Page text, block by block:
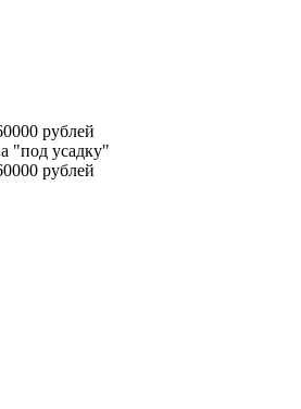
рублей
"под усадку"
рублей